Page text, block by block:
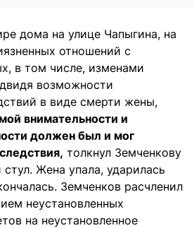
дома на улице Чапыгина, на
отношений с
в том числе, изменами
возможности
в виде смерти жены,
внимательности и
должен был и мог
толкнул Земченкову
Жена упала, ударилась
Земченков расчленил
неустановленных
на неустановленное